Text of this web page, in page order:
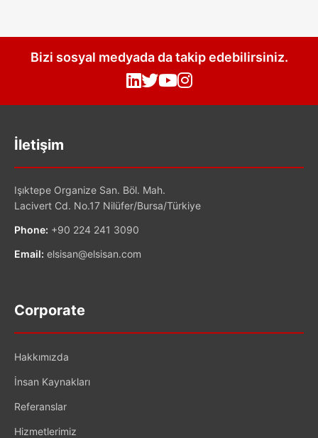
Bizi sosyal medyada da takip edebilirsiniz.
İletişim
Işıktepe Organize San. Böl. Mah.
Lacivert Cd. No.17 Nilüfer/Bursa/Türkiye
Phone: +90 224 241 3090
Email: elsisan@elsisan.com
Corporate
Hakkımızda
İnsan Kaynakları
Referanslar
Hizmetlerimiz